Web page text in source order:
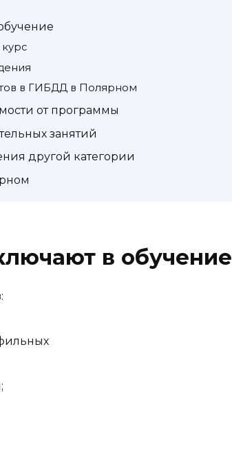
в ГИБДД в Полярном
от программы
занятий
другой категории
в обучение